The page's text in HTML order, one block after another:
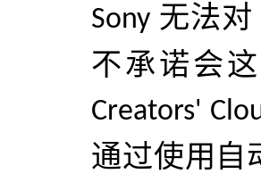
Sony 无法对
不承诺会
Creators'
通过使用自